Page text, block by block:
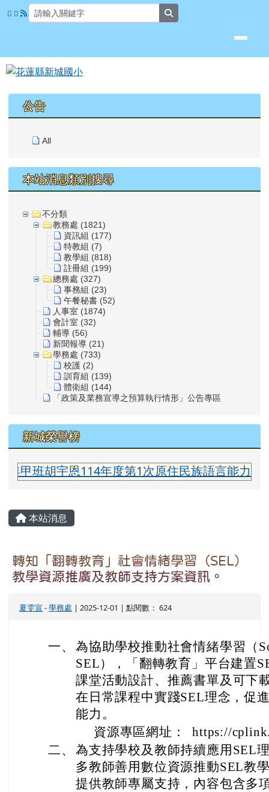
跳至主內容區
花蓮縣新城國小
上中區域內容
公告
All
本站消息類別搜尋
不分類
教務處 (1821)
資訊組 (177)
特教組 (7)
教學組 (818)
註冊組 (199)
總務處 (327)
事務組 (23)
午餐秘書 (52)
人事室 (1874)
會計室 (32)
輔導 (56)
新聞報導 (21)
學務處 (733)
校護 (2)
訓育組 (139)
體衛組 (144)
「政策及業務宣導之預算執行情形」公告專區
新城榮譽榜
胡宇恩114年度第1次原住民族語言能力認證測
主內容區域
本站消息
轉知「翻轉教育」社會情緒學習（SEL）
教學資源推廣及教師支持方案資訊。
夏雯宣 -學務處 | 2025-12-01 | 點閱數： 624
一、 為協助學校推動社會情緒學習（
SEL），「翻轉教育」平台建置
課堂活動設計、推薦書單及可下
在日常課程中實踐SEL理念，促
能力。
資源專區網址： https://
二、 為支持學校及教師持續應用SEL
多教師善用數位資源推動SEL教
提供教師專屬支持，內容包含多
頁尾區域